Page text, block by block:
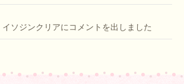
イソジンクリアにコメントを出しました